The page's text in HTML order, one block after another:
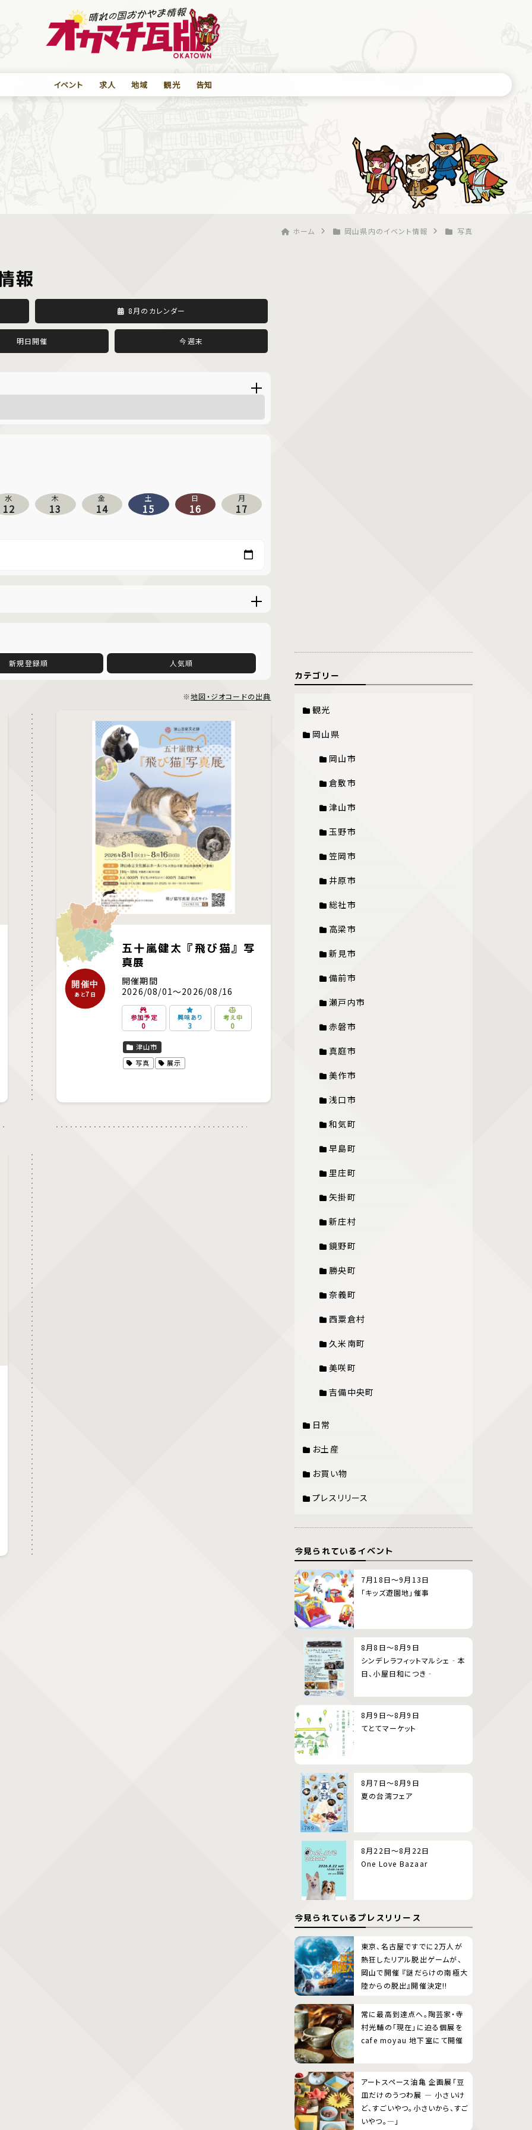
イベント 求人 地域 観光 告知
ホーム 岡山県内のイベント情報 写真
報
8月のカレンダー
明日開催 今週末
水
12
木
13
金
14
土
15
日
16
月
17
新規登録順 人気順
※地図・ジオコードの出典
五十嵐健太『飛び猫』写
真展
開催中
あと7 日
開催期間
2026/08/01～2026/08/16
参加予定
0
興味あり
3
考え中
0
津山市
写真
展示
カテゴリー
観光
岡山県
岡山市
倉敷市
津山市
玉野市
笠岡市
井原市
総社市
高梁市
新見市
備前市
瀬戸内市
赤磐市
真庭市
美作市
浅口市
和気町
早島町
里庄町
矢掛町
新庄村
鏡野町
勝央町
奈義町
西粟倉村
久米南町
美咲町
吉備中央町
日常
お土産
お買い物
プレスリリース
今見られているイベント
7月18日～9月13日
「キッズ遊園地」催事
8月8日～8月9日
シンデレラフィットマルシェ‐本
日、小屋日和につき‐
8月9日～8月9日
てとてマーケット
8月7日～8月9日
夏の台湾フェア
8月22日～8月22日
One Love Bazaar
今見られているプレスリリース
東京、名古屋ですでに2万人が
熱狂したリアル脱出ゲームが、
岡山で開催 『謎だらけの南極大
陸からの脱出』開催決定!!
常に最高到達点へ。陶芸家・寺
村光輔の「現在」に迫る個展を
cafe moyau 地下室にて開催
アートスペース油亀 企画展「豆
皿だけのうつわ展 ― 小さいけ
ど、すごいやつ。小さいから、すご
いやつ。―」